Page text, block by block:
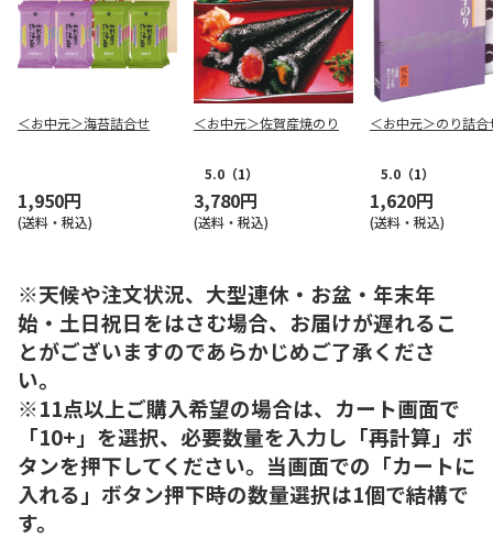
＜お中元＞海苔詰合せ
1,950円
(送料・税込)
＜お中元＞佐賀産焼のり
5.0 （1）
3,780円
(送料・税込)
＜お中元＞のり詰合
5.0 （1）
1,620円
(送料・税込)
※天候や注文状況、大型連休・お盆・年末年
始・土日祝日をはさむ場合、お届けが遅れるこ
とがございますのであらかじめご了承くださ
い。
※11点以上ご購入希望の場合は、カート画面で
「10+」を選択、必要数量を入力し「再計算」ボ
タンを押下してください。当画面での「カートに
入れる」ボタン押下時の数量選択は1個で結構で
す。